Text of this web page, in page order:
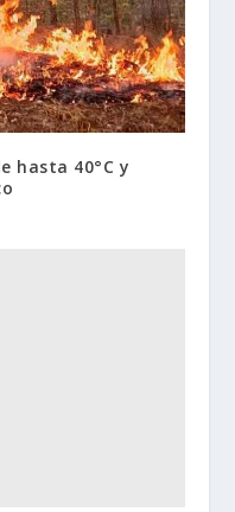
hasta 40°C y